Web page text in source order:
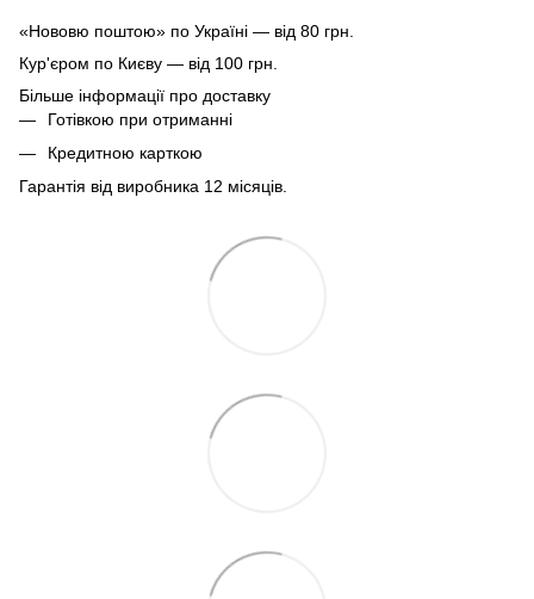
«Нововю поштою» по Україні — від 80 грн.
Кур'єром по Києву — від 100 грн.
Більше інформації про доставку
Готівкою при отриманні
Кредитною карткою
Гарантія від виробника 12 місяців.